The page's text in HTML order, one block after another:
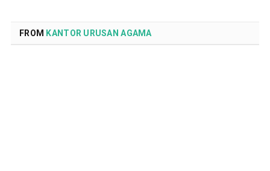
FROM KANTOR URUSAN AGAMA